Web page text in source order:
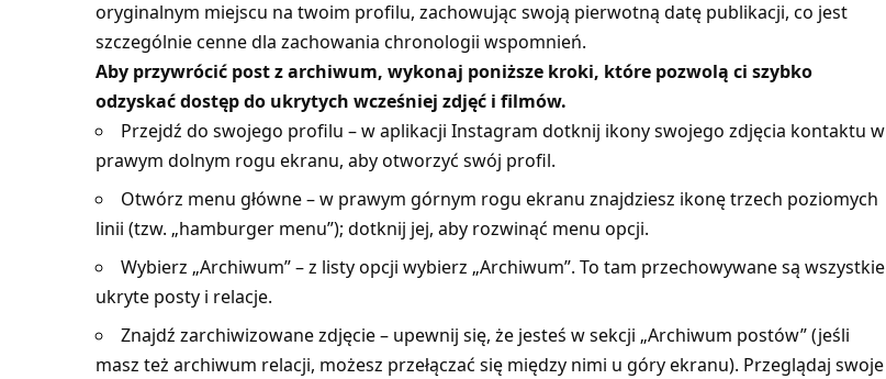
oryginalnym miejscu na twoim profilu, zachowując swoją pierwotną datę publikacji, co jest
szczególnie cenne dla zachowania chronologii wspomnień.
Aby przywrócić post z archiwum, wykonaj poniższe kroki, które pozwolą ci szybko
odzyskać dostęp do ukrytych wcześniej zdjęć i filmów.
Przejdź do swojego profilu – w aplikacji Instagram dotknij ikony swojego zdjęcia kontaktu w
prawym dolnym rogu ekranu, aby otworzyć swój profil.
Otwórz menu główne – w prawym górnym rogu ekranu znajdziesz ikonę trzech poziomych
linii (tzw. „hamburger menu”); dotknij jej, aby rozwinąć menu opcji.
Wybierz „Archiwum” – z listy opcji wybierz „Archiwum”. To tam przechowywane są wszystkie
ukryte posty i relacje.
Znajdź zarchiwizowane zdjęcie – upewnij się, że jesteś w sekcji „Archiwum postów” (jeśli
masz też archiwum relacji, możesz przełączać się między nimi u góry ekranu). Przeglądaj swoje